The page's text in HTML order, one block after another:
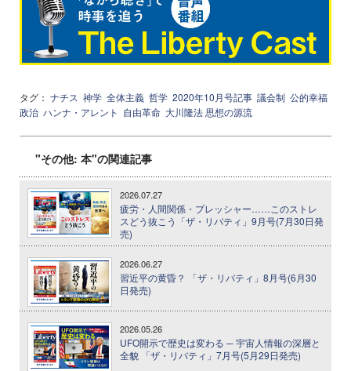
タグ： ナチス 神学 全体主義 哲学 2020年10月号記事 議会制 公的幸福
政治 ハンナ・アレント 自由革命 大川隆法 思想の源流
"その他: 本"の関連記事
2026.07.27
疲労・人間関係・プレッシャー……このストレ
スどう抜こう「ザ・リバティ」9月号(7月30日発
売)
2026.06.27
習近平の黄昏？ 「ザ・リバティ」8月号(6月30
日発売)
2026.05.26
UFO開示で歴史は変わる ─ 宇宙人情報の深層と
全貌 「ザ・リバティ」7月号(5月29日発売)